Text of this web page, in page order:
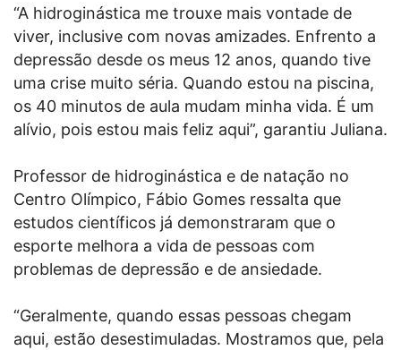
“A hidroginástica me trouxe mais vontade de
viver, inclusive com novas amizades. Enfrento a
depressão desde os meus 12 anos, quando tive
uma crise muito séria. Quando estou na piscina,
os 40 minutos de aula mudam minha vida. É um
alívio, pois estou mais feliz aqui”, garantiu Juliana.
Professor de hidroginástica e de natação no
Centro Olímpico, Fábio Gomes ressalta que
estudos científicos já demonstraram que o
esporte melhora a vida de pessoas com
problemas de depressão e de ansiedade.
“Geralmente, quando essas pessoas chegam
aqui, estão desestimuladas. Mostramos que, pela